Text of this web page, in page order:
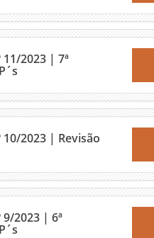
2023 | 7ª
2023 | Revisão
2023 | 6ª